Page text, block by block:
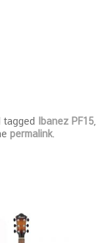
tagged Ibanez PF15,
permalink.